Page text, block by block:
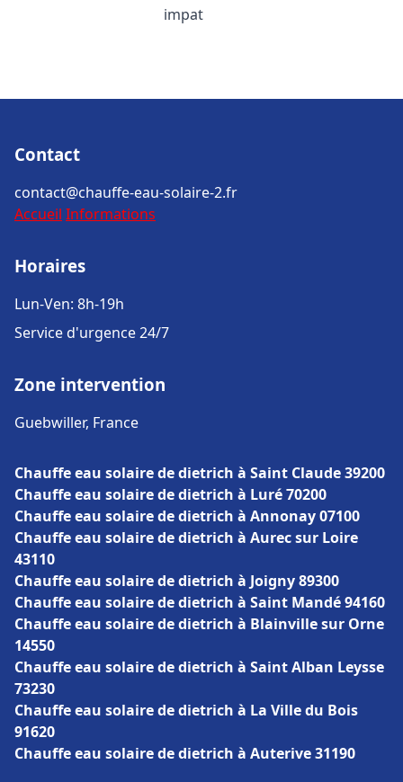
impat
Contact
contact@chauffe-eau-solaire-2.fr
Accueil Informations
Horaires
Lun-Ven: 8h-19h
Service d'urgence 24/7
Zone intervention
Guebwiller, France
Chauffe eau solaire de dietrich à Saint Claude 39200
Chauffe eau solaire de dietrich à Luré 70200
Chauffe eau solaire de dietrich à Annonay 07100
Chauffe eau solaire de dietrich à Aurec sur Loire
43110
Chauffe eau solaire de dietrich à Joigny 89300
Chauffe eau solaire de dietrich à Saint Mandé 94160
Chauffe eau solaire de dietrich à Blainville sur Orne
14550
Chauffe eau solaire de dietrich à Saint Alban Leysse
73230
Chauffe eau solaire de dietrich à La Ville du Bois
91620
Chauffe eau solaire de dietrich à Auterive 31190